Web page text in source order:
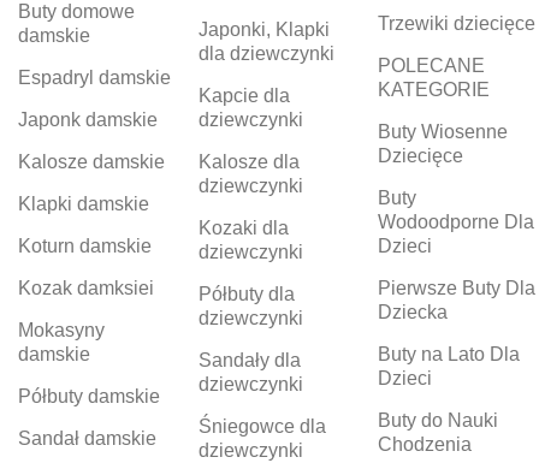
Buty domowe
damskie
Espadryl damskie
Japonk damskie
Kalosze damskie
Klapki damskie
Koturn damskie
Kozak damksiei
Mokasyny
damskie
Półbuty damskie
Sandał damskie
Japonki, Klapki
dla dziewczynki
Kapcie dla
dziewczynki
Kalosze dla
dziewczynki
Kozaki dla
dziewczynki
Półbuty dla
dziewczynki
Sandały dla
dziewczynki
Śniegowce dla
dziewczynki
Trzewiki dziecięce
POLECANE
KATEGORIE
Buty Wiosenne
Dziecięce
Buty
Wodoodporne Dla
Dzieci
Pierwsze Buty Dla
Dziecka
Buty na Lato Dla
Dzieci
Buty do Nauki
Chodzenia